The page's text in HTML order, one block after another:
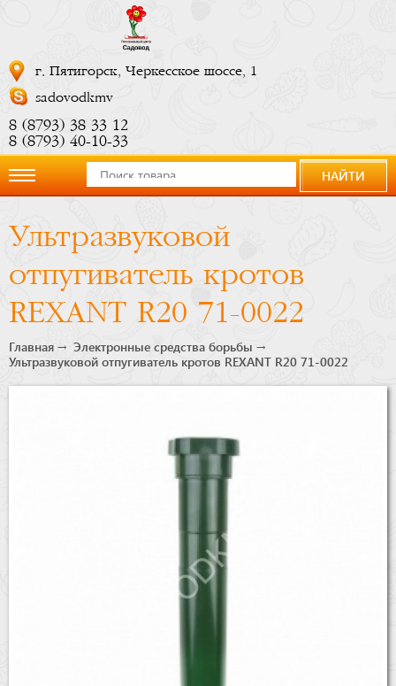
г. Пятигорск, Черкесское шоссе, 1
sadovodkmv
8 (8793) 38 33 12
8 (8793) 40-10-33
компании
Новости
НАЙТИ
Ультразвуковой
отпугиватель кротов
REXANT R20 71-0022
Главная
Электронные средства борьбы
Ультразвуковой отпугиватель кротов REXANT R20 71-0022